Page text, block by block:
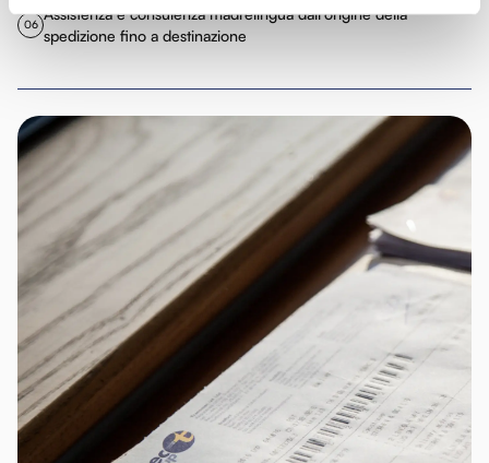
06
Assistenza e consulenza madrelingua dall'origine della
spedizione fino a destinazione